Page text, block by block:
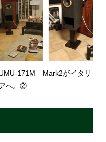
171M Mark2がイタリ
へ。②